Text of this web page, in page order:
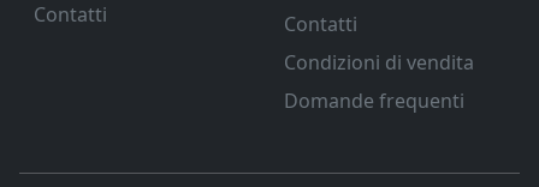
Contatti
Contatti
Condizioni di vendita
Domande frequenti